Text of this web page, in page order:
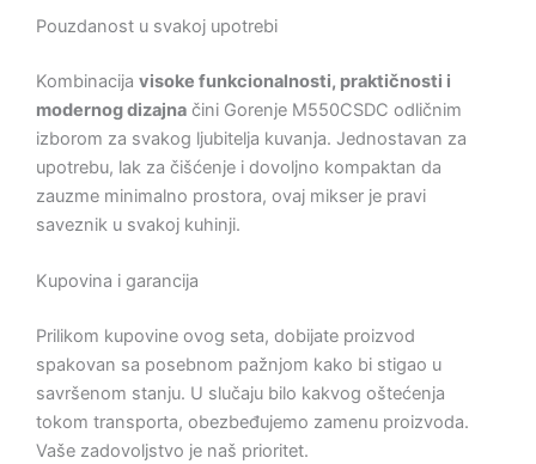
Pouzdanost u svakoj upotrebi
Kombinacija visoke funkcionalnosti, praktičnosti i
modernog dizajna čini Gorenje M550CSDC odličnim
izborom za svakog ljubitelja kuvanja. Jednostavan za
upotrebu, lak za čišćenje i dovoljno kompaktan da
zauzme minimalno prostora, ovaj mikser je pravi
saveznik u svakoj kuhinji.
Kupovina i garancija
Prilikom kupovine ovog seta, dobijate proizvod
spakovan sa posebnom pažnjom kako bi stigao u
savršenom stanju. U slučaju bilo kakvog oštećenja
tokom transporta, obezbeđujemo zamenu proizvoda.
Vaše zadovoljstvo je naš prioritet.